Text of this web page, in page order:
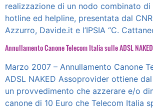
realizzazione di un nodo combinato di
hotline ed helpline, presentata dal
Azzurro, Davide.it e l’IPSIA “C.
Annullamento Canone Telecom Italia sulle ADSL NAKED
Marzo 2007 – Annullamento Canone
ADSL NAKED Assoprovider ottiene
un provvedimento che azzerare e/o
canone di 10 Euro che Telecom Italia